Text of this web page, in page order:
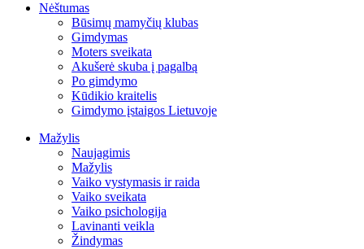
Nėštumas
Būsimų mamyčių klubas
Gimdymas
Moters sveikata
Akušerė skuba į pagalbą
Po gimdymo
Kūdikio kraitelis
Gimdymo įstaigos Lietuvoje
Mažylis
Naujagimis
Mažylis
Vaiko vystymasis ir raida
Vaiko sveikata
Vaiko psichologija
Lavinanti veikla
Žindymas